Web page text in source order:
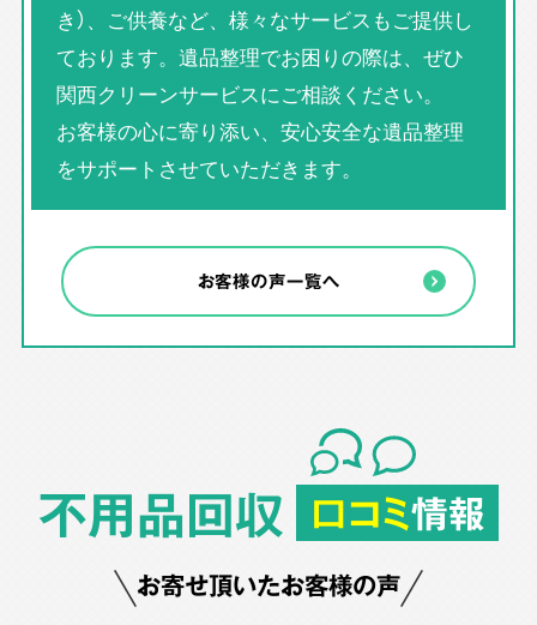
き）、ご供養など、様々なサービスもご提供し
ております。遺品整理でお困りの際は、ぜひ
関西クリーンサービスにご相談ください。
お客様の心に寄り添い、安心安全な遺品整理
をサポートさせていただきます。
お客様の声一覧へ
不用品回収 口コミ情報
お寄せ頂いたお客様の声